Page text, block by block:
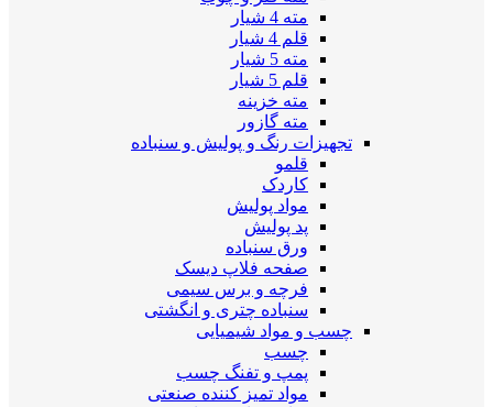
مته 4 شیار
قلم 4 شیار
مته 5 شیار
قلم 5 شیار
مته خزینه
مته گازور
تجهیزات رنگ و پولیش و سنباده
قلمو
کاردک
مواد پولیش
پد پولیش
ورق سنباده
صفحه فلاپ دیسک
فرچه و برس سیمی
سنباده چتری و انگشتی
چسب و مواد شیمیایی
چسب
پمپ و تفنگ چسب
مواد تمیز کننده صنعتی